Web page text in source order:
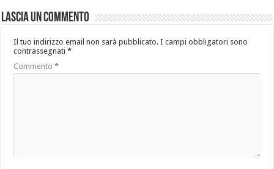
Lascia un commento
Il tuo indirizzo email non sarà pubblicato. I campi obbligatori sono
contrassegnati*
Commento*